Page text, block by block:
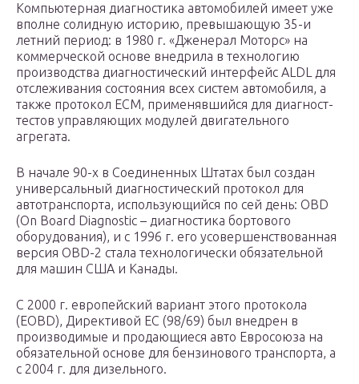
Компьютерная диагностика автомобилей имеет уже
вполне солидную историю, превышающую 35-и
летний период: в 1980 г. «Дженерал Моторс» на
коммерческой основе внедрила в технологию
производства диагностический интерфейс ALDL для
отслеживания состояния всех систем автомобиля, а
также протокол ECM, применявшийся для диагност-
тестов управляющих модулей двигательного
агрегата.
В начале 90-х в Соединенных Штатах был создан
универсальный диагностический протокол для
автотранспорта, использующийся по сей день: OBD
(On Board Diagnostic – диагностика бортового
оборудования), и с 1996 г. его усовершенствованная
версия OBD-2 стала технологически обязательной
для машин США и Канады.
С 2000 г. европейский вариант этого протокола
(EOBD), Директивой ЕС (98/69) был внедрен в
производимые и продающиеся авто Евросоюза на
обязательной основе для бензинового транспорта, а
с 2004 г. для дизельного.